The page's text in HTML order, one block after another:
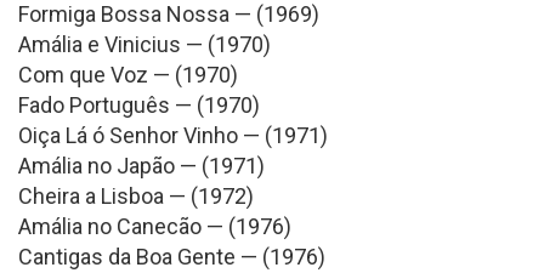
Formiga Bossa Nossa — (1969)
Amália e Vinicius — (1970)
Com que Voz — (1970)
Fado Português — (1970)
Oiça Lá ó Senhor Vinho — (1971)
Amália no Japão — (1971)
Cheira a Lisboa — (1972)
Amália no Canecão — (1976)
Cantigas da Boa Gente — (1976)